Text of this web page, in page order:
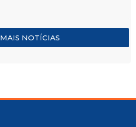
MAIS NOTÍCIAS